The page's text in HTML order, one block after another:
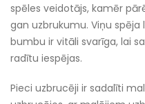
spēles veidotājs, kamēr
gan uzbrukumu. Viņu
bumbu ir vitāli svarīga, lai
radītu iespējas.
Pieci uzbrucēji ir sadalīti